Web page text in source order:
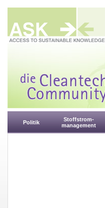
Politik
Stoffstrom-
management